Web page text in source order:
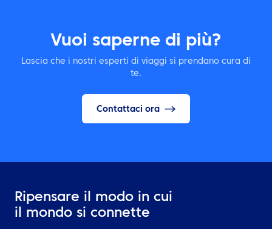
Vuoi saperne di più?
Lascia che i nostri esperti di viaggi si prendano cura di
te.
Contattaci ora
Ripensare il modo in cui
il mondo si connette